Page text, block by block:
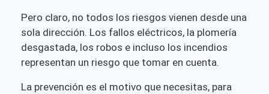
Pero claro, no todos los riesgos vienen desde una
sola dirección. Los fallos eléctricos, la plomería
desgastada, los robos e incluso los incendios
representan un riesgo que tomar en cuenta.
La prevención es el motivo que necesitas, para